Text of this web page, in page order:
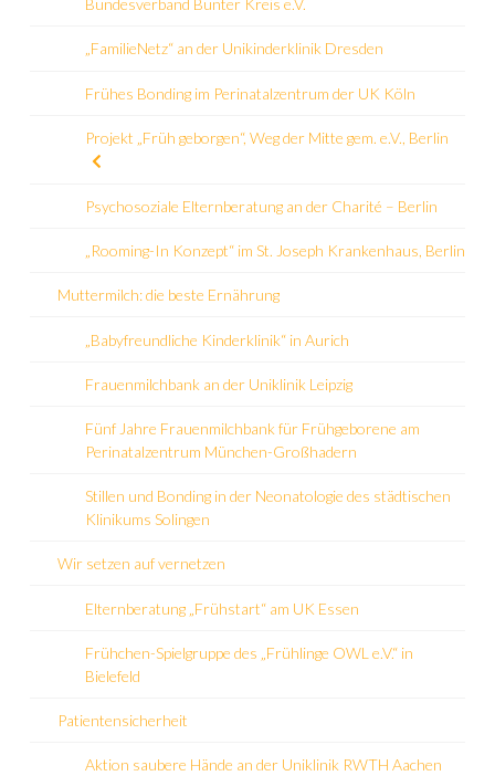
Bundesverband Bunter Kreis e.V.
„FamilieNetz“ an der Unikinderklinik Dresden
Frühes Bonding im Perinatalzentrum der UK Köln
Projekt „Früh geborgen“, Weg der Mitte gem. e.V., Berlin
Psychosoziale Elternberatung an der Charité – Berlin
„Rooming-In Konzept“ im St. Joseph Krankenhaus, Berlin
Muttermilch: die beste Ernährung
„Babyfreundliche Kinderklinik“ in Aurich
Frauenmilchbank an der Uniklinik Leipzig
Fünf Jahre Frauenmilchbank für Frühgeborene am
Perinatalzentrum München-Großhadern
Stillen und Bonding in der Neonatologie des städtischen
Klinikums Solingen
Wir setzen auf vernetzen
Elternberatung „Frühstart“ am UK Essen
Frühchen-Spielgruppe des „Frühlinge OWL e.V.“ in
Bielefeld
Patientensicherheit
Aktion saubere Hände an der Uniklinik RWTH Aachen